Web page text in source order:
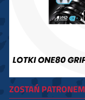
ZOSTAŃ PATRONEM